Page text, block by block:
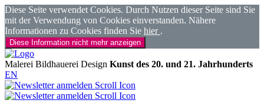
Diese Seite verwendet Cookies. Durch Nutzen dieser Seite sind Sie
mit der Verwendung von Cookies einverstanden. Nähere
Informationen zu Cookies finden Sie hier .
Diese Information nicht mehr anzeigen
Malerei Bildhauerei Design Kunst des 20. und 21. Jahrhunderts
EN